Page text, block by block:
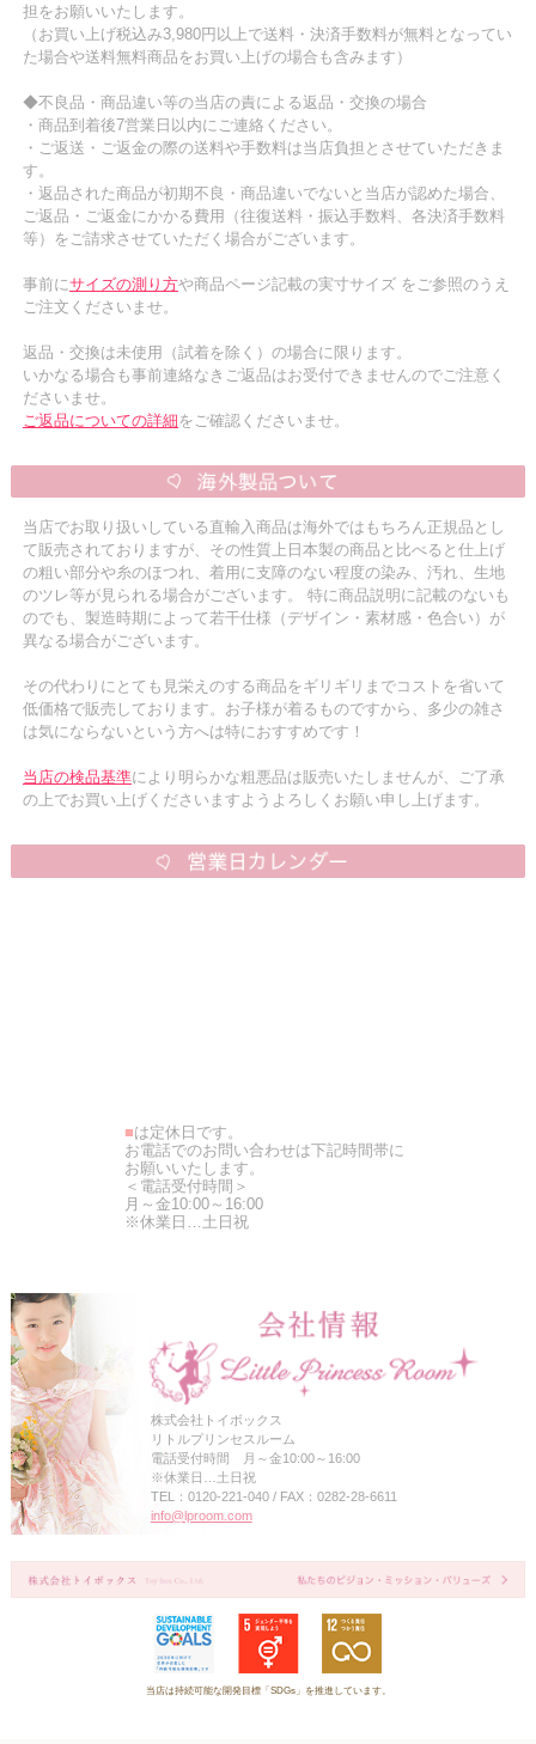
担をお願いいたします。
（お買い上げ税込み3,980円以上で送料・決済手数料が無料となってい
た場合や送料無料商品をお買い上げの場合も含みます）
◆不良品・商品違い等の当店の責による返品・交換の場合
・商品到着後7営業日以内にご連絡ください。
・ご返送・ご返金の際の送料や手数料は当店負担とさせていただきま
す。
・返品された商品が初期不良・商品違いでないと当店が認めた場合、
ご返品・ご返金にかかる費用（往復送料・振込手数料、各決済手数料
等）をご請求させていただく場合がございます。
事前にサイズの測り方や商品ページ記載の実寸サイズ をご参照のうえ
ご注文くださいませ。
返品・交換は未使用（試着を除く）の場合に限ります。
いかなる場合も事前連絡なきご返品はお受付できませんのでご注意く
ださいませ。
ご返品についての詳細をご確認くださいませ。
当店でお取り扱いしている直輸入商品は海外ではもちろん正規品とし
て販売されておりますが、その性質上日本製の商品と比べると仕上げ
の粗い部分や糸のほつれ、着用に支障のない程度の染み、汚れ、生地
のツレ等が見られる場合がございます。 特に商品説明に記載のないも
のでも、製造時期によって若干仕様（デザイン・素材感・色合い）が
異なる場合がございます。
その代わりにとても見栄えのする商品をギリギリまでコストを省いて
低価格で販売しております。お子様が着るものですから、多少の雑さ
は気にならないという方へは特におすすめです！
当店の検品基準により明らかな粗悪品は販売いたしませんが、ご了承
の上でお買い上げくださいますようよろしくお願い申し上げます。
■は定休日です。
お電話でのお問い合わせは下記時間帯に
お願いいたします。
＜電話受付時間＞
月～金10:00～16:00
※休業日…土日祝
株式会社トイボックス
リトルプリンセスルーム
電話受付時間 月～金10:00～16:00
※休業日…土日祝
TEL：0120-221-040 / FAX：0282-28-6611
info@lproom.com
当店は持続可能な開発目標「SDGs」を推進しています。